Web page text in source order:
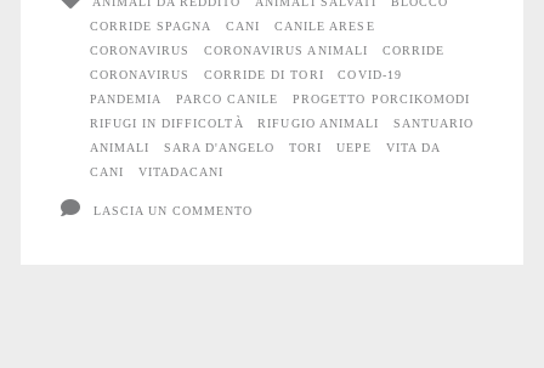
aiuto
CORRIDE SPAGNA
CANI
CANILE ARESE
CORONAVIRUS
CORONAVIRUS ANIMALI
CORRIDE
CORONAVIRUS
CORRIDE DI TORI
COVID-19
PANDEMIA
PARCO CANILE
PROGETTO PORCIKOMODI
RIFUGI IN DIFFICOLTÀ
RIFUGIO ANIMALI
SANTUARIO
ANIMALI
SARA D'ANGELO TORI UEPE
VITA DA
CANI
VITADACANI
LASCIA UN COMMENTO